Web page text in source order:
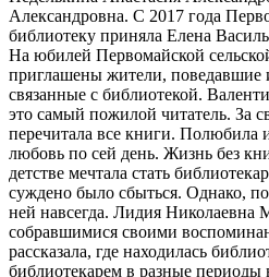
Александровна. С 2017 года
библиотеку приняла Елена
На юбилей Первомайской
приглашены жители, поведавшие
связанные с библиотекой.
это самый пожилой читатель. За
перечитала все книги. Полюбила
любовь по сей день. Жизнь без
детстве мечтала стать
суждено было сбыться. Однако,
ней навсегда. Лидия Николаевна
собравшимися своими
рассказала, где находилась
библиотекарем в разные